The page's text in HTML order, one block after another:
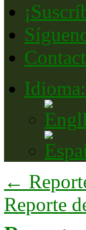
Idioma:
←
Reporte